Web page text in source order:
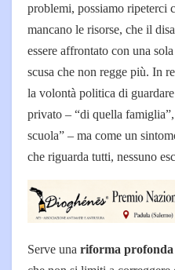
problemi, possiamo ripeterci
mancano le risorse, che il
essere affrontato con una
scusa che non regge più. In
la volontà politica di
privato – “di quella
scuola” – ma come un
che riguarda tutti, nessuno
Serve una riforma profonda